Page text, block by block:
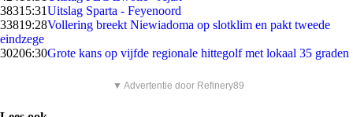
38315:31Uitslag Sparta - Feyenoord
33819:28Vollering breekt Niewiadoma op slotklim en pakt tweede
eindzege
30206:30Grote kans op vijfde regionale hittegolf met lokaal 35 graden
▼ Advertentie door Refinery89